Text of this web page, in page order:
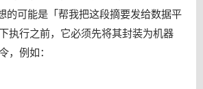
的可能是「帮我把这段摘要发给数据平
执行之前，它必须先将其封装为机器
，例如：